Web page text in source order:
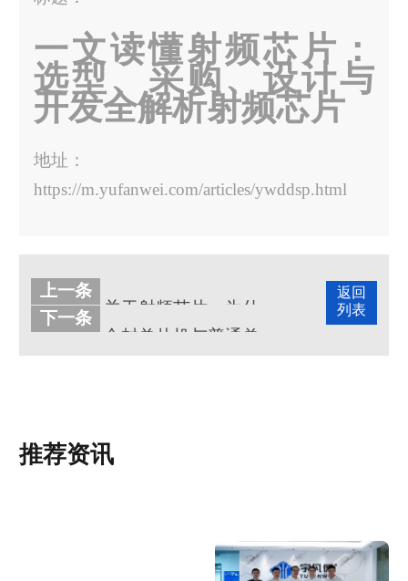
一文读懂射频芯片：
选型、采购、设计与
开发全解析射频芯片
地址：
https://m.yufanwei.com/articles/ywddsp.html
返回
列表
上一条
下一条
推荐资讯